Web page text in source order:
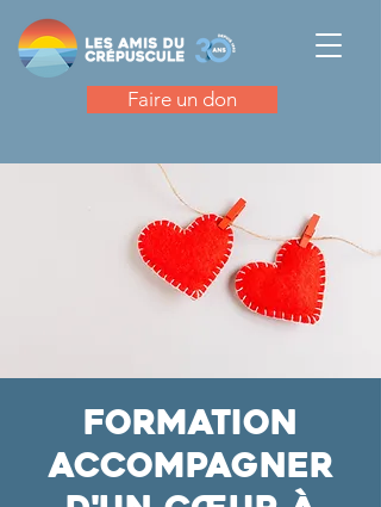
Faire un don
Formation
Accompagner